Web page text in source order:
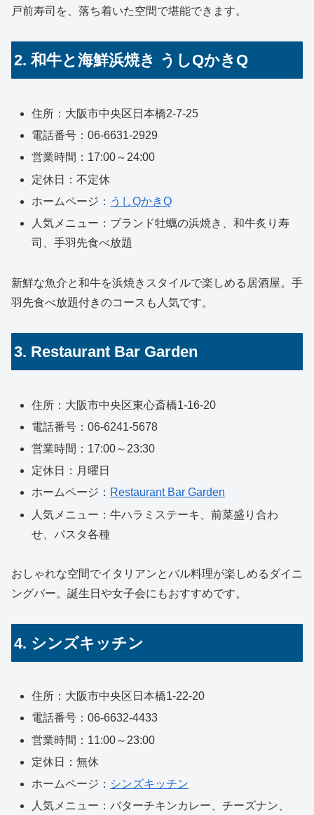
戸前寿司を、落ち着いた空間で堪能できます。
2. 和牛と海鮮浜焼き うしQかきQ
住所：大阪市中央区日本橋2-7-25
電話番号：06-6631-2929
営業時間：17:00～24:00
定休日：不定休
ホームページ： うしQかきQ
人気メニュー：ブランド牡蠣の浜焼き、和牛炙り寿
司、手羽先食べ放題
新鮮な魚介と和牛を浜焼きスタイルで楽しめる居酒屋。手
羽先食べ放題付きのコースも人気です。
3. Restaurant Bar Garden
住所：大阪市中央区東心斎橋1-16-20
電話番号：06-6241-5678
営業時間：17:00～23:30
定休日：月曜日
ホームページ： Restaurant Bar Garden
人気メニュー：牛ハラミステーキ、前菜盛り合わ
せ、パスタ各種
おしゃれな空間でイタリアンとバル料理が楽しめるダイニ
ングバー。誕生日や女子会にもおすすめです。
4. シンズキッチン
住所：大阪市中央区日本橋1-22-20
電話番号：06-6632-4433
営業時間：11:00～23:00
定休日：無休
ホームページ： シンズキッチン
人気メニュー：バターチキンカレー、チーズナン、